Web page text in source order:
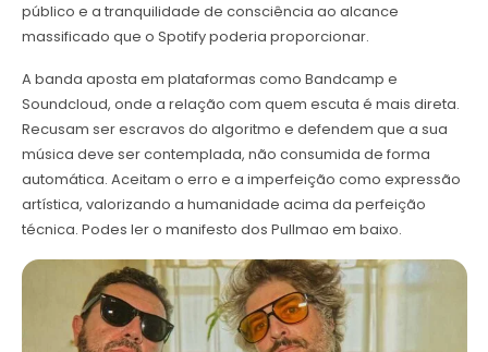
público e a tranquilidade de consciência ao alcance
massificado que o Spotify poderia proporcionar.
A banda aposta em plataformas como Bandcamp e
Soundcloud, onde a relação com quem escuta é mais direta.
Recusam ser escravos do algoritmo e defendem que a sua
música deve ser contemplada, não consumida de forma
automática. Aceitam o erro e a imperfeição como expressão
artística, valorizando a humanidade acima da perfeição
técnica. Podes ler o manifesto dos Pullmao em baixo.